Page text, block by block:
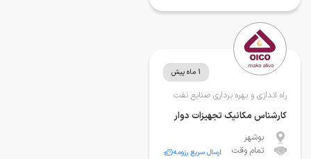
1 ماه پیش
راه اندازی و بهره برداری صنایع نفت
کارشناس مکانیک تجهیزات دوار
بوشهر
تمام وقت
ارسال سریع رزومه